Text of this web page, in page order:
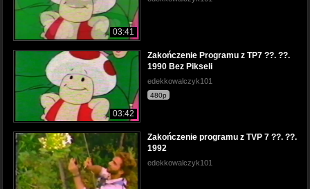
03:41
03:42
Zakończenie Programu z TP7 ??. ??.
1990 Bez Pikseli
edekkowalczyk101
480p
Zakończenie programu z TVP 7 ??. ??.
1992
edekkowalczyk101